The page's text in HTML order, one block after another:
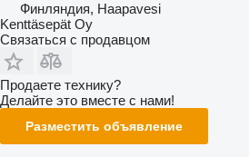
Финляндия, Haapavesi
Kenttäsepät Oy
Связаться с продавцом
Продаете технику?
Делайте это вместе с нами!
Разместить объявление